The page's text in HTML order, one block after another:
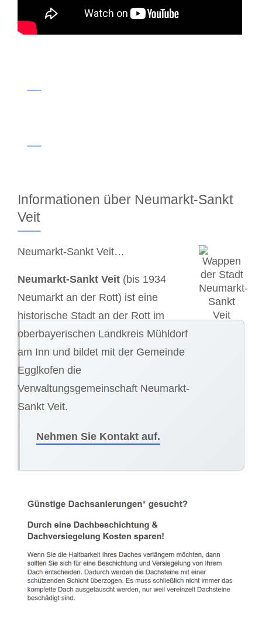
Informationen über Neumarkt-Sankt
Veit
Neumarkt-Sankt Veit…
Neumarkt-Sankt Veit (bis 1934
Neumarkt an der Rott) ist eine
historische Stadt an der Rott im
oberbayerischen Landkreis Mühldorf
am Inn und bildet mit der Gemeinde
Egglkofen die
Verwaltungsgemeinschaft Neumarkt-
Sankt Veit.
Nehmen Sie Kontakt auf.